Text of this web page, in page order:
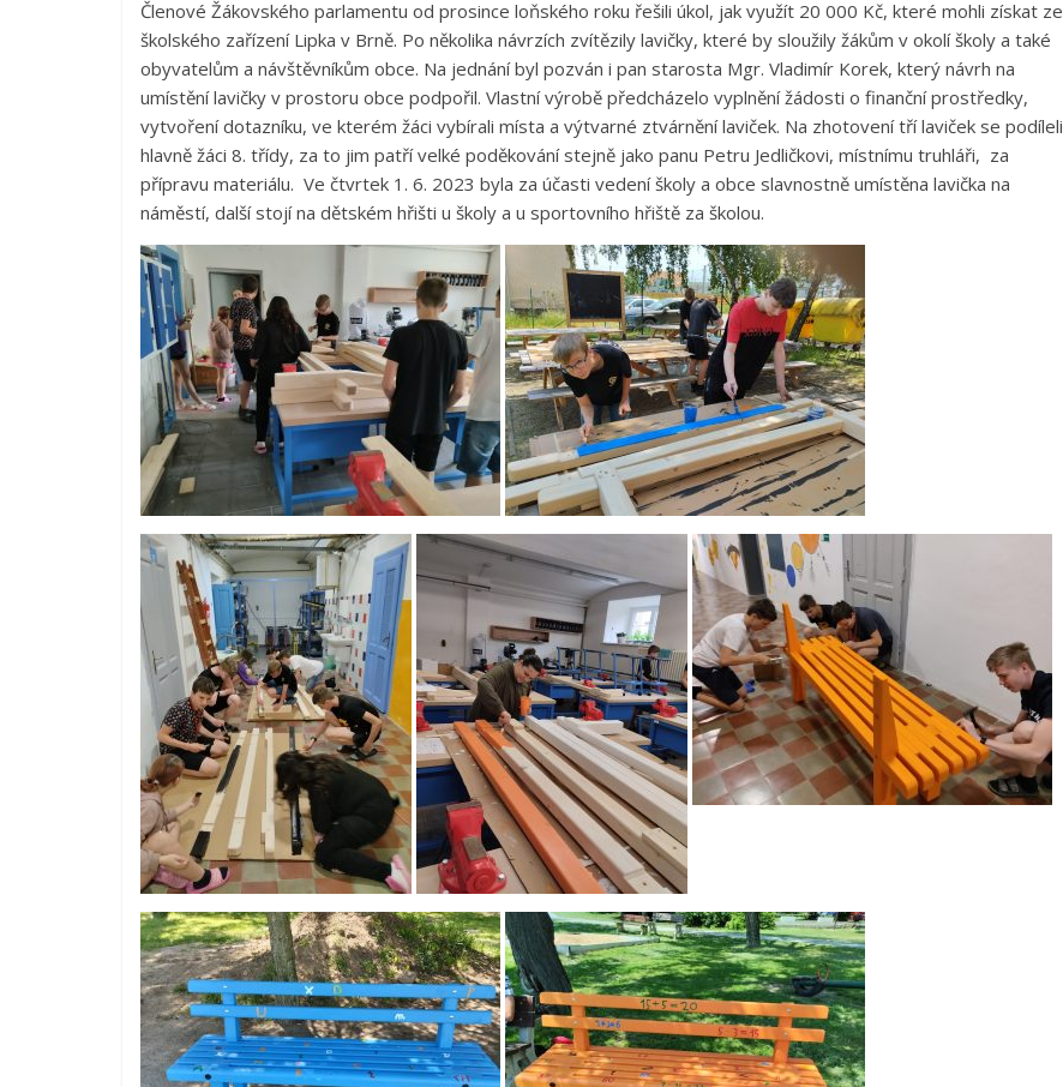
Členové Žákovského parlamentu od prosince loňského roku řešili úkol, jak využít 20 000 Kč, které mohli získat ze
školského zařízení Lipka v Brně. Po několika návrzích zvítězily lavičky, které by sloužily žákům v okolí školy a také
obyvatelům a návštěvníkům obce. Na jednání byl pozván i pan starosta Mgr. Vladimír Korek, který návrh na
umístění lavičky v prostoru obce podpořil. Vlastní výrobě předcházelo vyplnění žádosti o finanční prostředky,
vytvoření dotazníku, ve kterém žáci vybírali místa a výtvarné ztvárnění laviček. Na zhotovení tří laviček se podíleli
hlavně žáci 8. třídy, za to jim patří velké poděkování stejně jako panu Petru Jedličkovi, místnímu truhláři, za
přípravu materiálu. Ve čtvrtek 1. 6. 2023 byla za účasti vedení školy a obce slavnostně umístěna lavička na
náměstí, další stojí na dětském hřišti u školy a u sportovního hřiště za školou.